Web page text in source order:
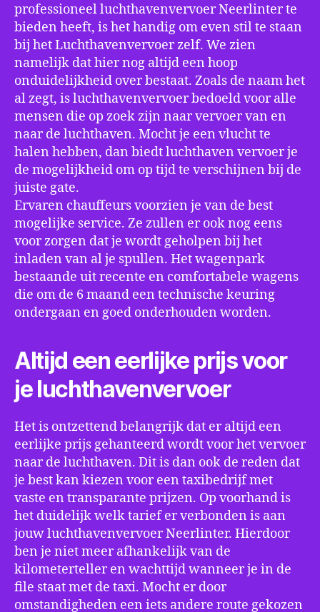
professioneel luchthavenvervoer Neerlinter te
bieden heeft, is het handig om even stil te staan
bij het Luchthavenvervoer zelf. We zien
namelijk dat hier nog altijd een hoop
onduidelijkheid over bestaat. Zoals de naam het
al zegt, is luchthavenvervoer bedoeld voor alle
mensen die op zoek zijn naar vervoer van en
naar de luchthaven. Mocht je een vlucht te
halen hebben, dan biedt luchthaven vervoer je
de mogelijkheid om op tijd te verschijnen bij de
juiste gate.
Ervaren chauffeurs voorzien je van de best
mogelijke service. Ze zullen er ook nog eens
voor zorgen dat je wordt geholpen bij het
inladen van al je spullen. Het wagenpark
bestaande uit recente en comfortabele wagens
die om de 6 maand een technische keuring
ondergaan en goed onderhouden worden.
Altijd een eerlijke prijs voor
je luchthavenvervoer
Het is ontzettend belangrijk dat er altijd een
eerlijke prijs gehanteerd wordt voor het vervoer
naar de luchthaven. Dit is dan ook de reden dat
je best kan kiezen voor een taxibedrijf met
vaste en transparante prijzen. Op voorhand is
het duidelijk welk tarief er verbonden is aan
jouw luchthavenvervoer Neerlinter. Hierdoor
ben je niet meer afhankelijk van de
kilometerteller en wachttijd wanneer je in de
file staat met de taxi. Mocht er door
omstandigheden een iets andere route gekozen